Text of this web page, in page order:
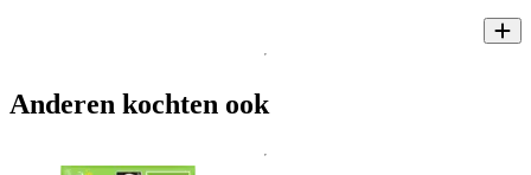
Anderen kochten ook